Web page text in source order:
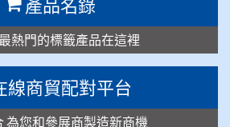
產品名錄
熱門的標籤產品在這裡
線商貿配對平台
為您和參展商製造新商機